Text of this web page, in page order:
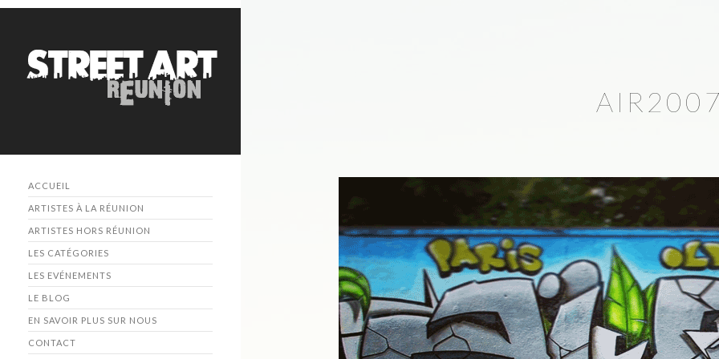
ACCUEIL
ARTISTES À LA RÉUNION
ARTISTES HORS RÉUNION
LES CATÉGORIES
LES EVÉNEMENTS
LE BLOG
EN SAVOIR PLUS SUR NOUS
CONTACT